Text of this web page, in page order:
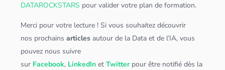
DATAROCKSTARS pour valider votre plan de formation.
Merci pour votre lecture ! Si vous souhaitez découvrir
nos prochainsarticles autour de la Data et de l’IA, vous
pouvez nous suivre
sur Facebook, LinkedIn etTwitter pour être notifié dès la